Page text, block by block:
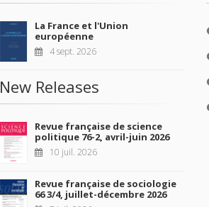
La France et l'Union
européenne
4 sept. 2026
New Releases
Revue française de science
politique 76-2, avril-juin 2026
10 juil. 2026
Revue française de sociologie
66 3/4, juillet-décembre 2026